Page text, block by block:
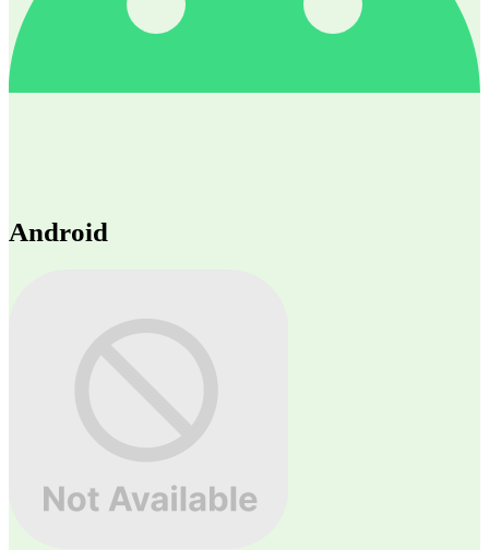
Android